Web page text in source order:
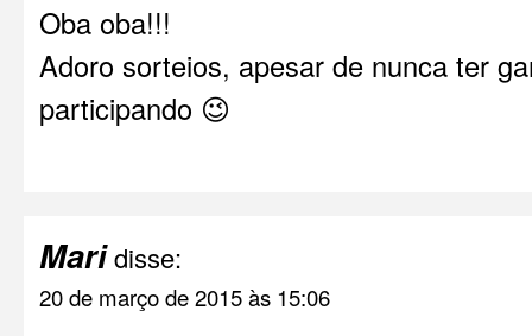
Oba oba!!!
Adoro sorteios, apesar de nunca ter
participando 😉
Maridisse:
20 de março de 2015 às 15:06